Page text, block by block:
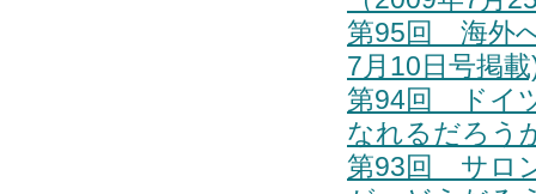
第95回 海外
7月10日号掲
第94回 ドイ
なれるだろう
第93回 サロ